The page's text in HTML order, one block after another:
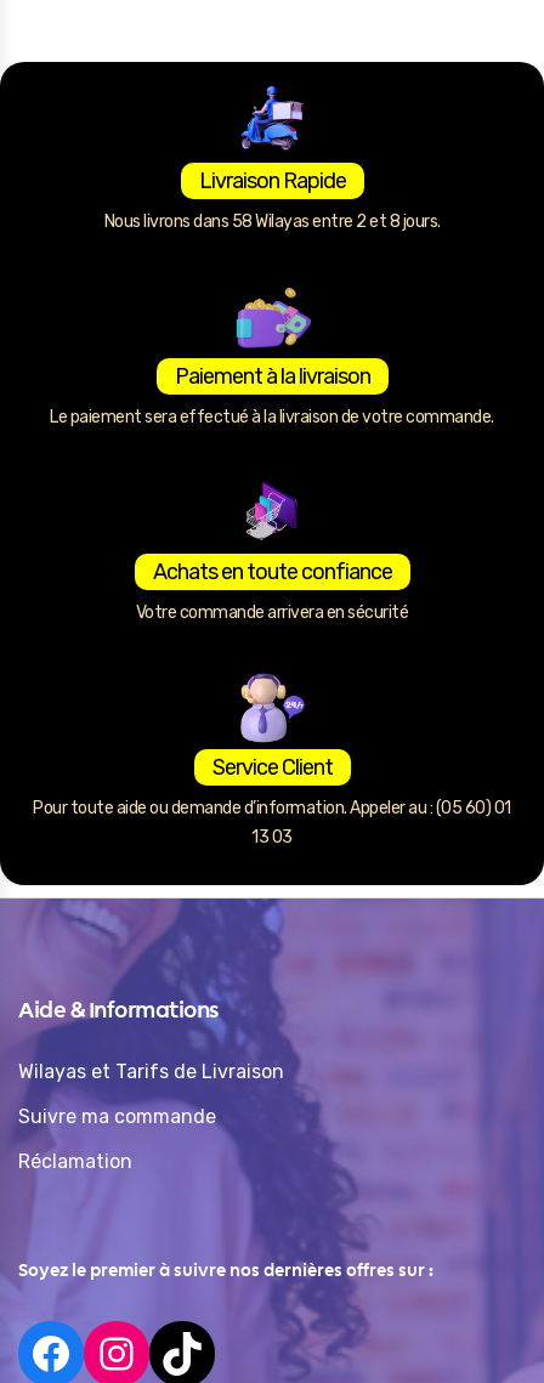
Livraison Rapide
Nous livrons dans 58 Wilayas entre 2 et 8 jours.
Paiement à la livraison
Le paiement sera effectué à la livraison de votre commande.
Achats en toute confiance
Votre commande arrivera en sécurité
Service Client
Pour toute aide ou demande d’information. Appeler au : (05 60) 01
13 03
Aide & Informations
Wilayas et Tarifs de Livraison
Suivre ma commande
Réclamation
Soyez le premier à suivre nos dernières offres sur :